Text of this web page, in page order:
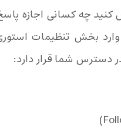
کنید چه کسانی اجازه
وارد بخش تنظیمات